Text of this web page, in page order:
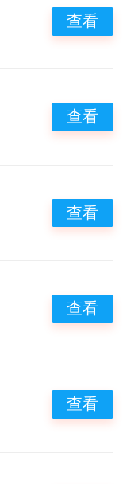
手游
查看
手游
查看
手游
查看
系列手游
查看
手游
查看